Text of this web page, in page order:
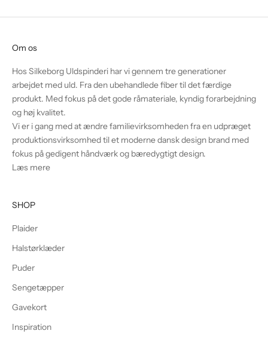
Om os
Hos Silkeborg Uldspinderi har vi gennem tre generationer
arbejdet med uld. Fra den ubehandlede fiber til det færdige
produkt. Med fokus på det gode råmateriale, kyndig forarbejdning
og høj kvalitet.
Vi er i gang med at ændre familievirksomheden fra en udpræget
produktionsvirksomhed til et moderne dansk design brand med
fokus på gedigent håndværk og bæredygtigt design.
Læs mere
SHOP
Plaider
Halstørklæder
Puder
Sengetæpper
Gavekort
Inspiration